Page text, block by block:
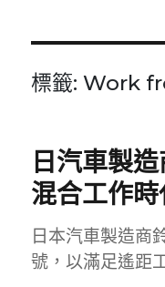
標籤:Work
日汽車製
混合工作
日本汽車製造商
號，以滿足遙距